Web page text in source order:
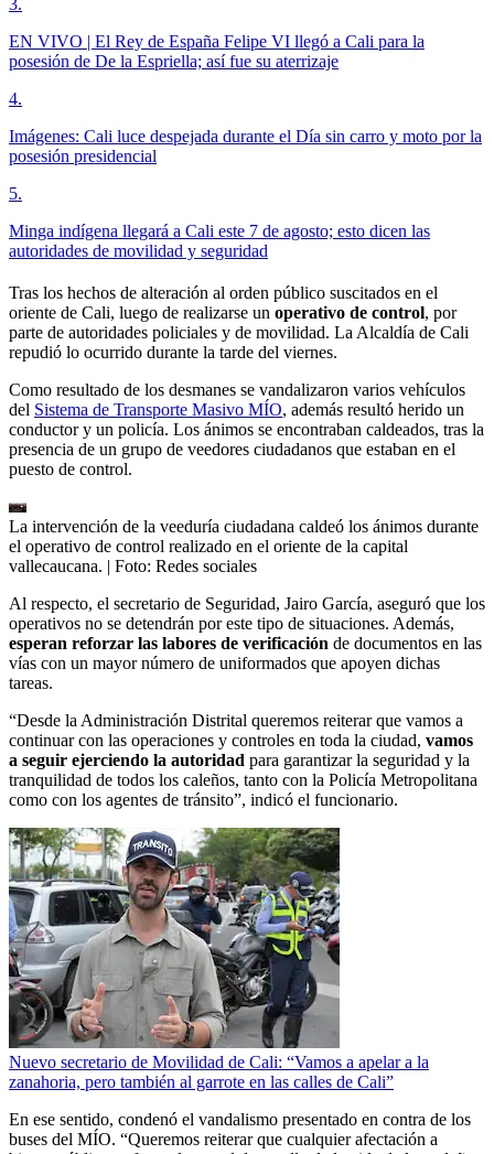
EN VIVO | El Rey de España Felipe VI llegó a Cali para la
posesión de De la Espriella; así fue su aterrizaje
4.
Imágenes: Cali luce despejada durante el Día sin carro y moto por la
posesión presidencial
5.
Minga indígena llegará a Cali este 7 de agosto; esto dicen las
autoridades de movilidad y seguridad
Tras los hechos de alteración al orden público suscitados en el
oriente de Cali, luego de realizarse un operativo de control, por
parte de autoridades policiales y de movilidad. La Alcaldía de Cali
repudió lo ocurrido durante la tarde del viernes.
Como resultado de los desmanes se vandalizaron varios vehículos
del Sistema de Transporte Masivo MÍO, además resultó herido un
conductor y un policía. Los ánimos se encontraban caldeados, tras la
presencia de un grupo de veedores ciudadanos que estaban en el
puesto de control.
La intervención de la veeduría ciudadana caldeó los ánimos durante
el operativo de control realizado en el oriente de la capital
vallecaucana. | Foto: Redes sociales
Al respecto, el secretario de Seguridad, Jairo García, aseguró que los
operativos no se detendrán por este tipo de situaciones. Además,
esperan reforzar las labores de verificación de documentos en las
vías con un mayor número de uniformados que apoyen dichas
tareas.
“Desde la Administración Distrital queremos reiterar que vamos a
continuar con las operaciones y controles en toda la ciudad, vamos
a seguir ejerciendo la autoridad para garantizar la seguridad y la
tranquilidad de todos los caleños, tanto con la Policía Metropolitana
como con los agentes de tránsito”, indicó el funcionario.
Nuevo secretario de Movilidad de Cali: “Vamos a apelar a la
zanahoria, pero también al garrote en las calles de Cali”
En ese sentido, condenó el vandalismo presentado en contra de los
buses del MÍO. “Queremos reiterar que cualquier afectación a